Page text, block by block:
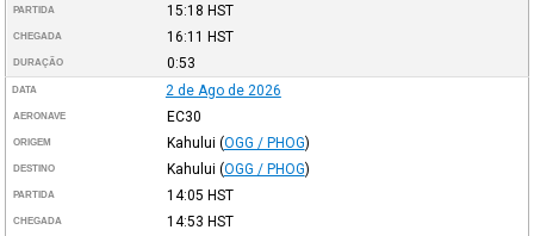
PARTIDA 15:18 HST
CHEGADA 16:11 HST
DURAÇÃO 0:53
DATA 2 de Ago de 2026
AERONAVE EC30
ORIGEM Kahului (OGG / PHOG)
DESTINO Kahului (OGG / PHOG)
PARTIDA 14:05 HST
CHEGADA 14:53 HST